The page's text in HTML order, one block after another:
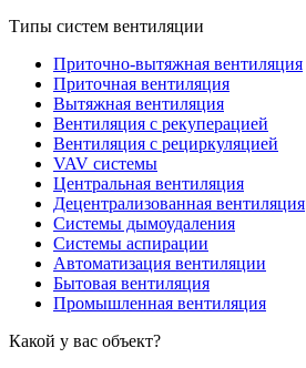
Типы систем вентиляции
Приточно-вытяжная вентиляция
Приточная вентиляция
Вытяжная вентиляция
Вентиляция с рекуперацией
Вентиляция с рециркуляцией
VAV системы
Центральная вентиляция
Децентрализованная вентиляция
Системы дымоудаления
Системы аспирации
Автоматизация вентиляции
Бытовая вентиляция
Промышленная вентиляция
Какой у вас объект?